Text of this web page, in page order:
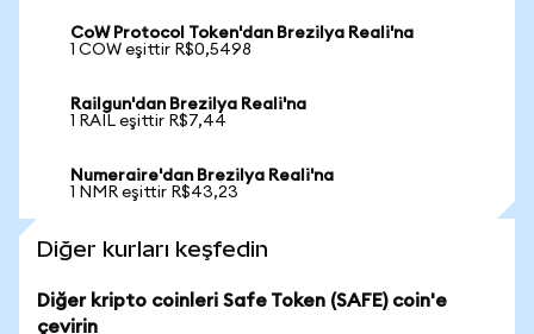
CoW Protocol Token'dan Brezilya Reali'na
1 COW eşittir R$0,5498
Railgun'dan Brezilya Reali'na
1 RAIL eşittir R$7,44
Numeraire'dan Brezilya Reali'na
1 NMR eşittir R$43,23
Diğer kurları keşfedin
Diğer kripto coinleri Safe Token (SAFE) coin'e
çevirin